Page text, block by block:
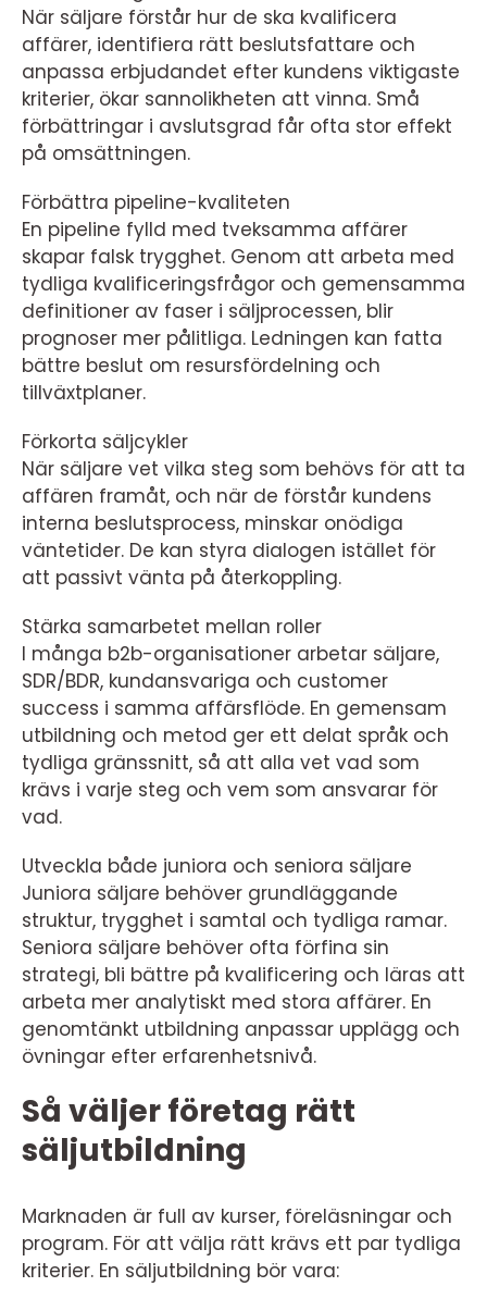
När säljare förstår hur de ska kvalificera
affärer, identifiera rätt beslutsfattare och
anpassa erbjudandet efter kundens viktigaste
kriterier, ökar sannolikheten att vinna. Små
förbättringar i avslutsgrad får ofta stor effekt
på omsättningen.
Förbättra pipeline-kvaliteten
En pipeline fylld med tveksamma affärer
skapar falsk trygghet. Genom att arbeta med
tydliga kvalificeringsfrågor och gemensamma
definitioner av faser i säljprocessen, blir
prognoser mer pålitliga. Ledningen kan fatta
bättre beslut om resursfördelning och
tillväxtplaner.
Förkorta säljcykler
När säljare vet vilka steg som behövs för att ta
affären framåt, och när de förstår kundens
interna beslutsprocess, minskar onödiga
väntetider. De kan styra dialogen istället för
att passivt vänta på återkoppling.
Stärka samarbetet mellan roller
I många b2b-organisationer arbetar säljare,
SDR/BDR, kundansvariga och customer
success i samma affärsflöde. En gemensam
utbildning och metod ger ett delat språk och
tydliga gränssnitt, så att alla vet vad som
krävs i varje steg och vem som ansvarar för
vad.
Utveckla både juniora och seniora säljare
Juniora säljare behöver grundläggande
struktur, trygghet i samtal och tydliga ramar.
Seniora säljare behöver ofta förfina sin
strategi, bli bättre på kvalificering och läras att
arbeta mer analytiskt med stora affärer. En
genomtänkt utbildning anpassar upplägg och
övningar efter erfarenhetsnivå.
Så väljer företag rätt
säljutbildning
Marknaden är full av kurser, föreläsningar och
program. För att välja rätt krävs ett par tydliga
kriterier. En säljutbildning bör vara: